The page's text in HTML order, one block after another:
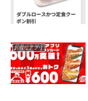
お得なアプリ